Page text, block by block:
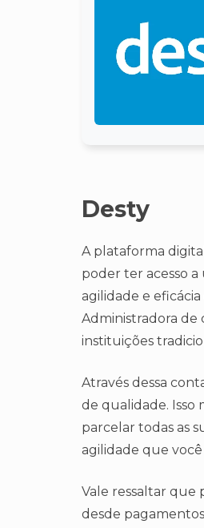
Desty
A plataforma
poder ter acesso
agilidade e
Administradora de
instituições
Através dessa
de qualidade. Isso
parcelar todas as
agilidade que
Vale ressaltar que
desde